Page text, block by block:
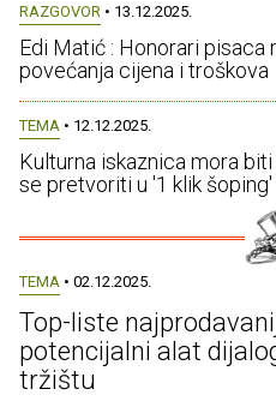
RAZGOVOR • 13.12.2025.
Edi Matić : Honorari pisaca
povećanja cijena i troškova
TEMA • 12.12.2025.
Kulturna iskaznica mora
se pretvoriti u '1 klik šoping'
TEMA • 02.12.2025.
Top-liste
potencijalni alat
tržištu